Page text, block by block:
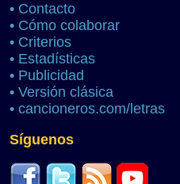
• Contacto
• Cómo colaborar
• Criterios
• Estadísticas
• Publicidad
• Versión clásica
• cancioneros.com/letras
Síguenos